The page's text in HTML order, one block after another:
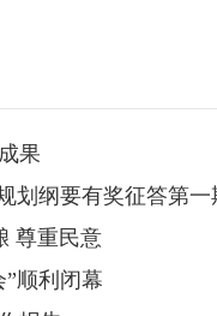
果
划纲要有奖征答第
尊重民意
”顺利闭幕